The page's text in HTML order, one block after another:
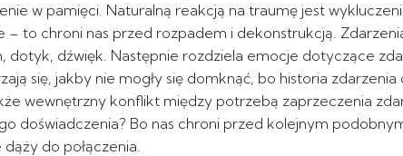
w pamięci. Naturalną reakcją na traumę jest
to chroni nas przed rozpadem i dekonstrukcją.
dźwięk. Następnie rozdziela emocje dotyczące
się, jakby nie mogły się domknąć, bo historia zdarzenia
wewnętrzny konflikt między potrzebą zaprzeczenia
doświadczenia? Bo nas chroni przed kolejnym
do połączenia.